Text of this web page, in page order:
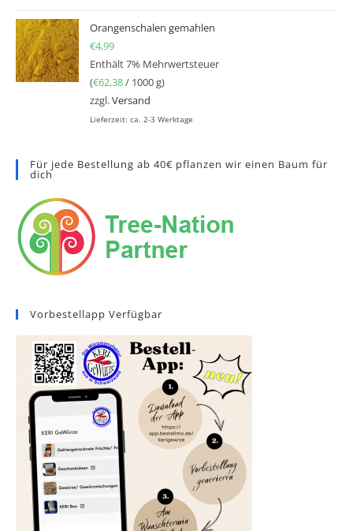
Orangenschalen gemahlen
€4,99
Enthält 7% Mehrwertsteuer
(€62,38/ 1000 g)
zzgl.Versand
Lieferzeit: ca. 2-3 Werktage
Für jede Bestellung ab 40€ pflanzen wir einen Baum für
dich
Vorbestellapp Verfügbar